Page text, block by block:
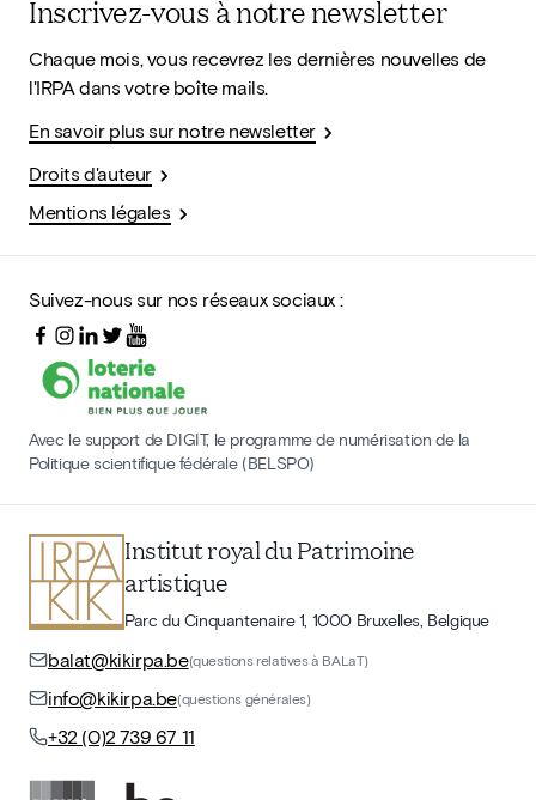
Inscrivez-vous à notre newsletter
Chaque mois, vous recevrez les dernières nouvelles de
l'IRPA dans votre boîte mails.
En savoir plus sur notre newsletter
Droits d'auteur
Mentions légales
Suivez-nous sur nos réseaux sociaux :
Avec le support de DIGIT, le programme de numérisation de la
Politique scientifique fédérale (BELSPO)
Institut royal du Patrimoine
artistique
Parc du Cinquantenaire 1, 1000 Bruxelles, Belgique
balat@kikirpa.be(questions relatives à BALaT)
info@kikirpa.be(questions générales)
+32 (0)2 739 67 11